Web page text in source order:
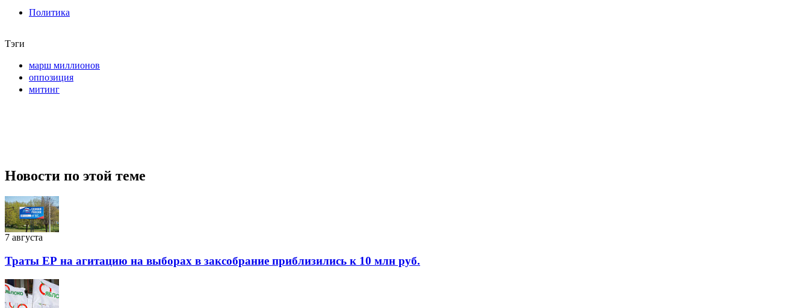
Политика
Тэги
марш миллионов
оппозиция
митинг
Новости по этой теме
7 августа
Траты ЕР на агитацию на выборах в заксобрание приблизились к 10 млн руб.